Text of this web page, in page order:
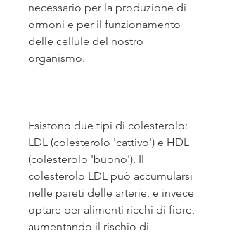
necessario per la produzione di
ormoni e per il funzionamento
delle cellule del nostro
organismo.
Esistono due tipi di colesterolo:
LDL (colesterolo 'cattivo') e HDL
(colesterolo 'buono'). Il
colesterolo LDL può accumularsi
nelle pareti delle arterie, e invece
optare per alimenti ricchi di fibre,
aumentando il rischio di